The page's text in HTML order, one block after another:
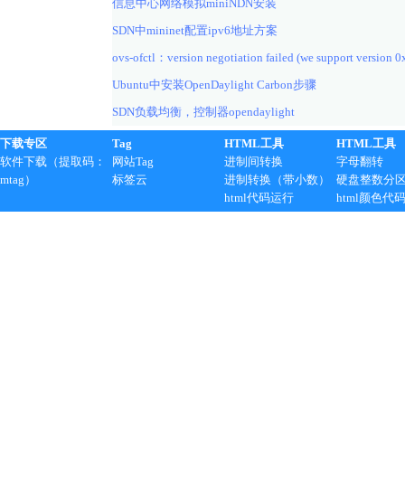
信息中心网络模拟miniNDN安装
SDN中mininet配置ipv6地址方案
ovs-ofctl：version negotiation failed (we support version
Ubuntu中安装OpenDaylight Carbon步骤
SDN负载均衡，控制器opendaylight
下载专区
软件下载（提取码：
mtag）
Tag
网站Tag
标签云
HTML工具
进制间转换
进制转换（带小数）
html代码运行
HTML工具
字母翻转
硬盘整数分
html颜色代码